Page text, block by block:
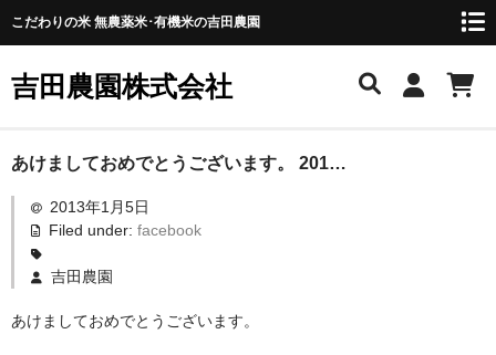
こだわりの米 無農薬米･有機米の吉田農園
吉田農園株式会社
吉田農園を知りたい！
会社概要
あけましておめでとうございます。 201…
2013年1月5日
Filed under: facebook
吉田農園
あけましておめでとうございます。